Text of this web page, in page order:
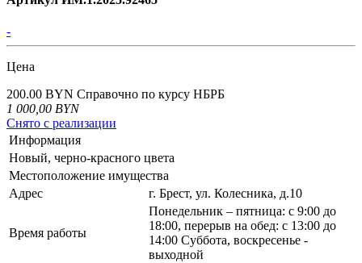
-
Цена
200.00 BYN Справочно по курсу НБРБ
1 000,00 BYN
Снято с реализации
Информация
Новый, черно-красного цвета
Местоположение имущества
Адрес
г. Брест, ул. Колесника, д.10
Время работы
Понедельник – пятница: с 9:00 до
18:00, перерыв на обед: с 13:00 до
14:00 Суббота, воскресенье -
выходной